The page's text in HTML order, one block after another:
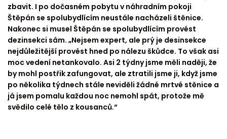
zbavit. I po dočasném pobytu v náhradním pokoji
Štěpán se spolubydlícím neustále nacházeli štěnice.
Nakonec si musel Štěpán se spolubydlícím provést
dezinsekci sám. „Nejsem expert, ale prý je desinsekce
nejdůležitější provést hned po nálezu škůdce. To však asi
moc vedení netankovalo. Asi 2 týdny jsme měli naději, že
by mohl postřik zafungovat, ale ztratili jsme ji, když jsme
po několika týdnech stále neviděli žádné mrtvé stěnice a
já jsem pomalu každou noc nemohl spát, protože mě
svědilo celé tělo z kousanců.“